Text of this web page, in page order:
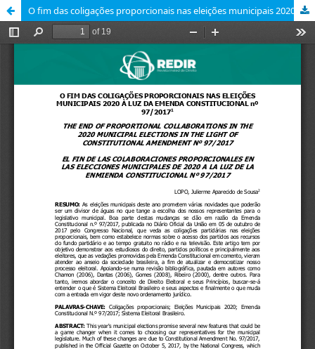
O fim das coligações proporcionais nas eleições municipais 2020 à luz da Emenda Constitucional nº 97/2017